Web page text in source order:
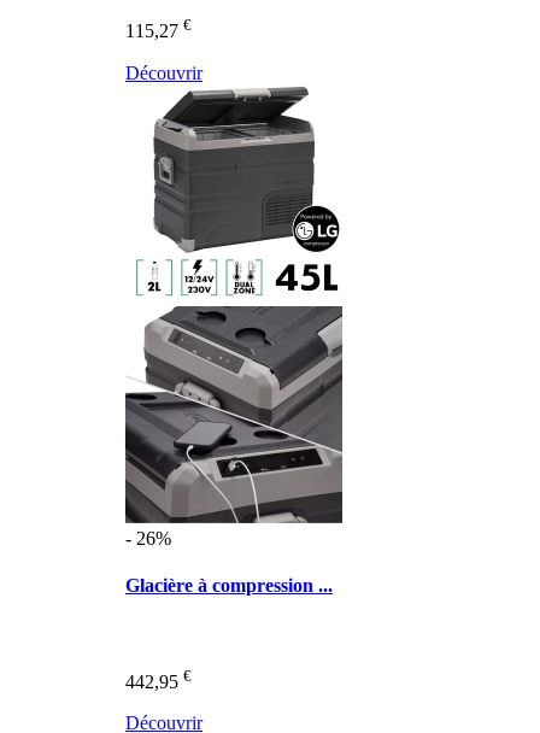
115,27 €
Découvrir
- 26%
Glacière à compression ...
442,95 €
Découvrir